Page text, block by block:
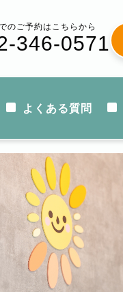
のご予約はこちらから
346-0571
よくある質問